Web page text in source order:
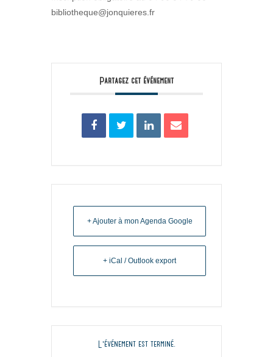
bibliotheque@jonquieres.fr
Partagez cet événement
+ Ajouter à mon Agenda Google
+ iCal / Outlook export
L'événement est terminé.